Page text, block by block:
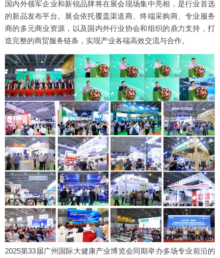
国内外领军企业和新锐品牌将在展会现场集中亮相，是行业首选
的新品发布平台。展会依托覆盖渠道商、终端采购商、专业服务
商的多元商业资源，以及国内外行业协会和组织的鼎力支持，打
造完整的商贸服务链条，实现产业各端高效交流与合作。
2025第33届广州国际大健康产业博览会同期举办多场专业前沿的